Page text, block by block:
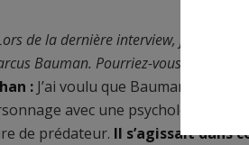
de la dernière interview, je vous
Bauman. Pourriez-vous nous dire
: J’ai voulu que Bauman soit le
avec une psychologie,
de prédateur. Il s’agissait